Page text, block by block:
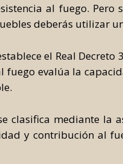
al fuego. Pero
deberás utilizar
el Real
fuego evalúa la
clasifica mediante la
y contribución al